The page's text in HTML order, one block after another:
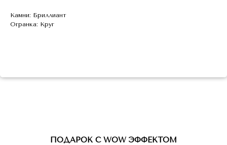
Камни: Бриллиант
Огранка: Круг
ПОДАРОК С WOW ЭФФЕКТОМ